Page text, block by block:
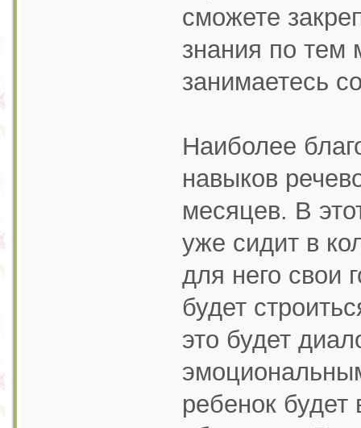
сможете
знания по тем
занимаетесь
Наиболее
навыков
месяцев. В
уже сидит в
для него свои
будет
это будет
ребенок будет